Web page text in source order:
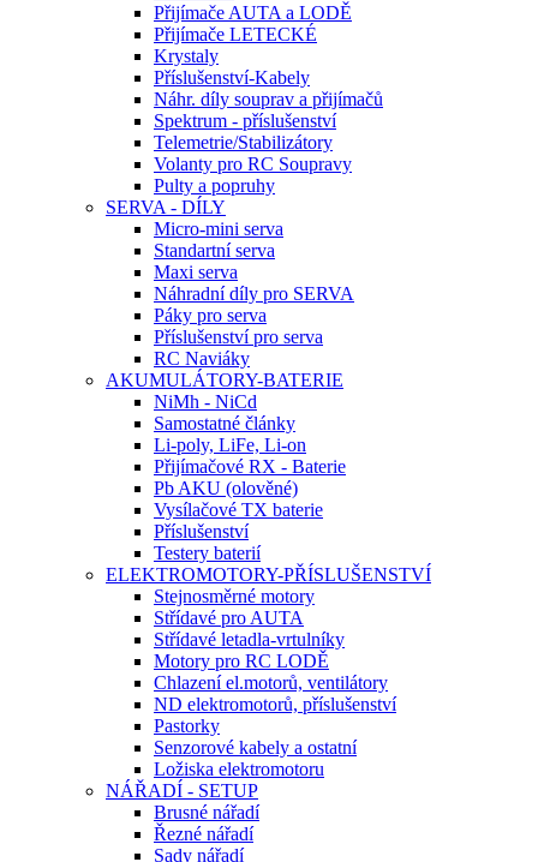
Přijímače AUTA a LODĚ
Přijímače LETECKÉ
Krystaly
Příslušenství-Kabely
Náhr. díly souprav a přijímačů
Spektrum - příslušenství
Telemetrie/Stabilizátory
Volanty pro RC Soupravy
Pulty a popruhy
SERVA - DÍLY
Micro-mini serva
Standartní serva
Maxi serva
Náhradní díly pro SERVA
Páky pro serva
Příslušenství pro serva
RC Naviáky
AKUMULÁTORY-BATERIE
NiMh - NiCd
Samostatné články
Li-poly, LiFe, Li-on
Přijímačové RX - Baterie
Pb AKU (olověné)
Vysílačové TX baterie
Příslušenství
Testery baterií
ELEKTROMOTORY-PŘÍSLUŠENSTVÍ
Stejnosměrné motory
Střídavé pro AUTA
Střídavé letadla-vrtulníky
Motory pro RC LODĚ
Chlazení el.motorů, ventilátory
ND elektromotorů, příslušenství
Pastorky
Senzorové kabely a ostatní
Ložiska elektromotoru
NÁŘADÍ - SETUP
Brusné nářadí
Řezné nářadí
Sady nářadí